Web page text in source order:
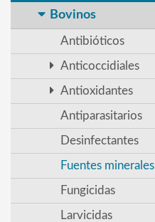
Bovinos
Antibióticos
Anticoccidiales
Antioxidantes
Antiparasitarios
Desinfectantes
Fuentes minerales
Fungicidas
Larvicidas